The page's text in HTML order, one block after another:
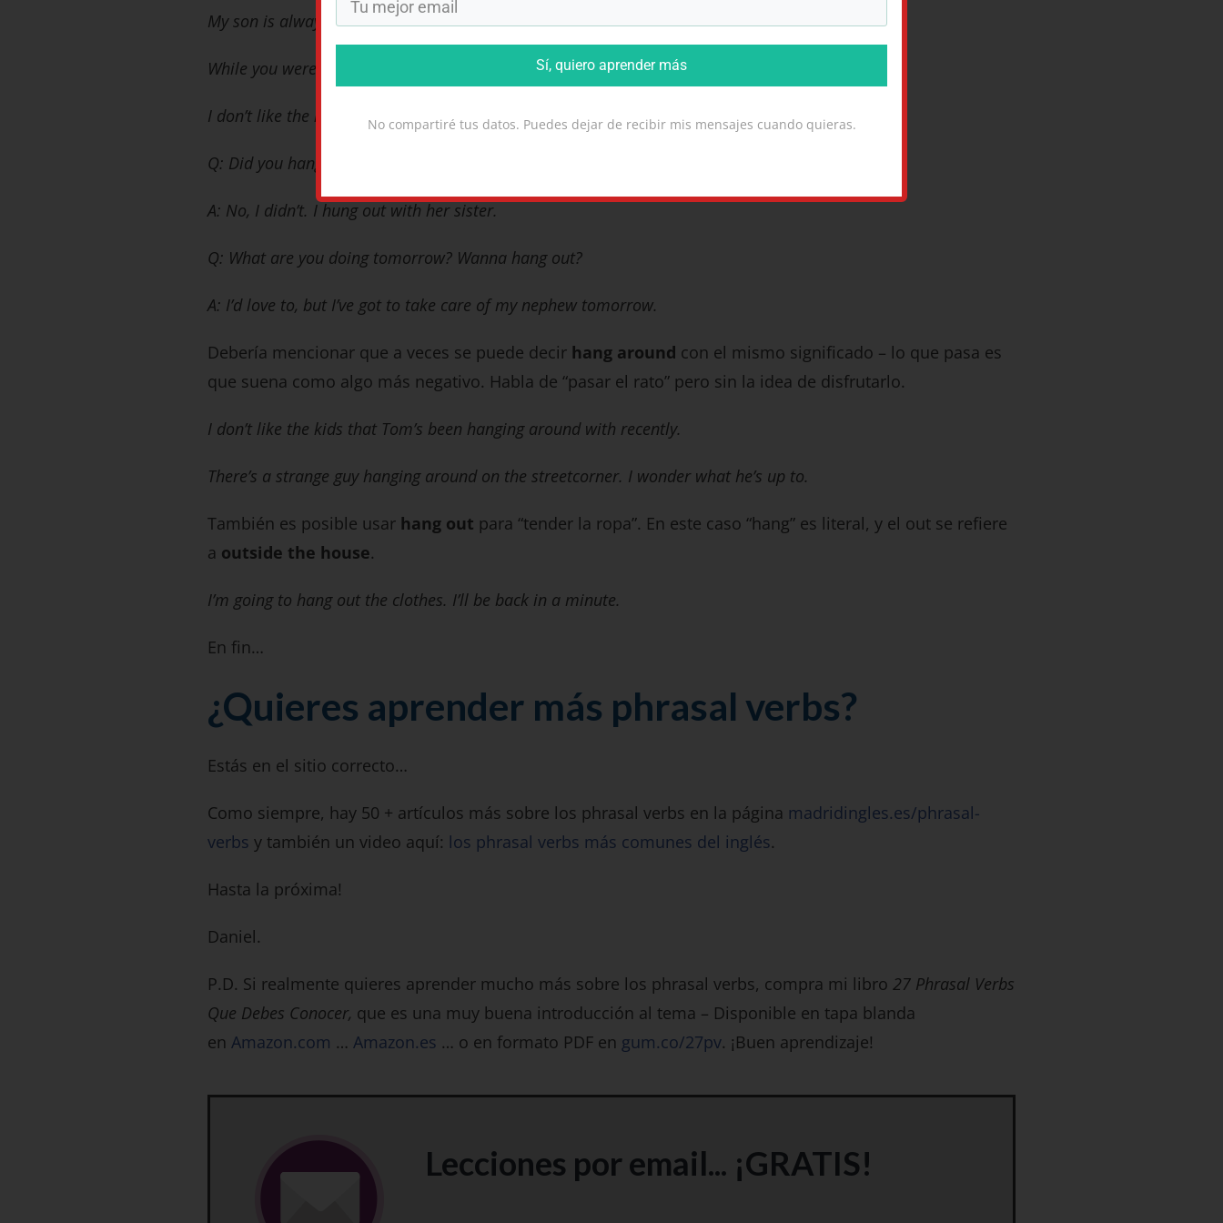
My son is always hanging out with his friend Jim after school.
While you were hanging out at the beach all day, I was working.
I don’t like the kids that Tom’s been hanging out with recently.
Q: Did you hang out with Pepita this weekend?
A: No, I didn’t. I hung out with her sister.
Q: What are you doing tomorrow? Wanna hang out?
A: I’d love to, but I’ve got to take care of my nephew tomorrow.
Debería mencionar que a veces se puede decir hang around con el mismo significado – lo que pasa es
que suena como algo más negativo. Habla de “pasar el rato” pero sin la idea de disfrutarlo.
I don’t like the kids that Tom’s been hanging around with recently.
There’s a strange guy hanging around on the streetcorner. I wonder what he’s up to.
También es posible usar hang out para “tender la ropa”. En este caso “hang” es literal, y el out se refiere
a outside the house.
I’m going to hang out the clothes. I’ll be back in a minute.
En fin…
¿Quieres aprender más phrasal verbs?
Estás en el sitio correcto…
Como siempre, hay 50 + artículos más sobre los phrasal verbs en la página madridingles.es/phrasal-
verbs y también un video aquí: los phrasal verbs más comunes del inglés.
Hasta la próxima!
Daniel.
P.D. Si realmente quieres aprender mucho más sobre los phrasal verbs, compra mi libro 27 Phrasal Verbs
Que Debes Conocer, que es una muy buena introducción al tema – Disponible en tapa blanda
en Amazon.com … Amazon.es … o en formato PDF en gum.co/27pv. ¡Buen aprendizaje!
Lecciones por email... ¡GRATIS!
Sí, quiero aprender más
No compartiré tus datos. Puedes dejar de recibir mis mensajes cuando quieras.